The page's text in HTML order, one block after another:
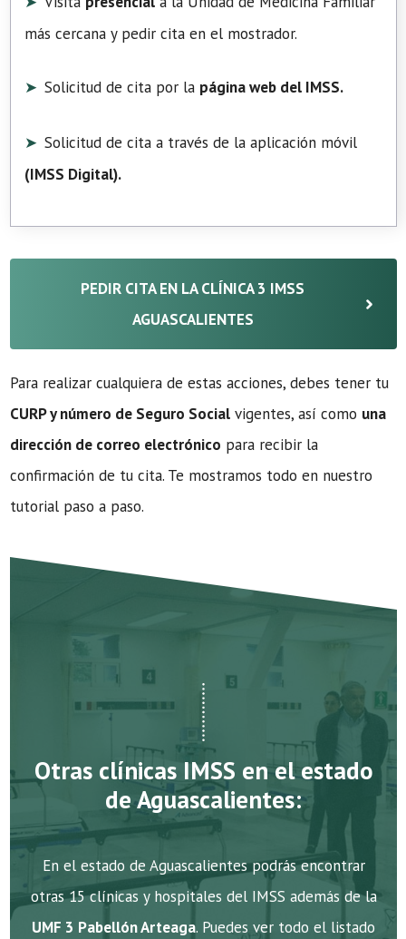
más cercana y pedir cita en el mostrador.
Solicitud de cita por la página web del IMSS.
Solicitud de cita a través de la aplicación móvil
(IMSS Digital).
PEDIR CITA EN LA CLÍNICA 3 IMSS
AGUASCALIENTES
Para realizar cualquiera de estas acciones, debes tener tu
CURP y número de Seguro Social vigentes, así como una
dirección de correo electrónico para recibir la
confirmación de tu cita. Te mostramos todo en nuestro
tutorial paso a paso.
Otras clínicas IMSS en el estado
de Aguascalientes:
En el estado de Aguascalientes podrás encontrar
otras 15 clínicas y hospitales del IMSS además de la
UMF 3 Pabellón Arteaga. Puedes ver todo el listado